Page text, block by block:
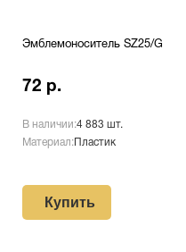
Эмблемоноситель SZ25/G
72 р.
В наличии:4 883 шт.
Материал: Пластик
Купить